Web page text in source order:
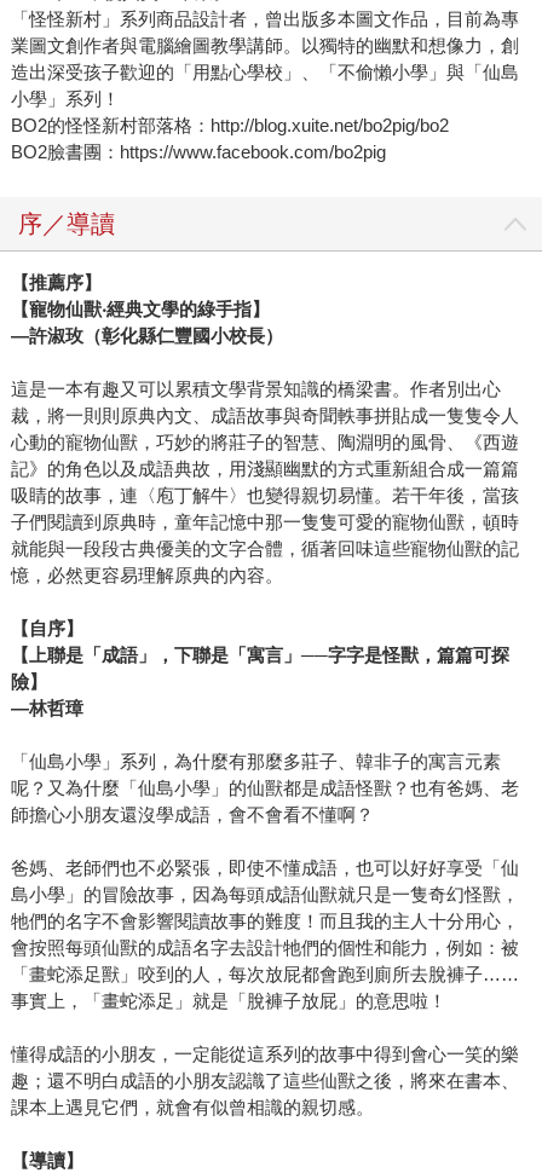
「怪怪新村」系列商品設計者，曾出版多本圖文作品，目前為專
業圖文創作者與電腦繪圖教學講師。以獨特的幽默和想像力，創
造出深受孩子歡迎的「用點心學校」、「不偷懶小學」與「仙島
小學」系列！
BO2的怪怪新村部落格：http://blog.xuite.net/bo2pig/bo2
BO2臉書團：https://www.facebook.com/bo2pig
序／導讀
【推薦序】
【寵物仙獸‧經典文學的綠手指】
—許淑玫（彰化縣仁豐國小校長）
這是一本有趣又可以累積文學背景知識的橋梁書。作者別出心
裁，將一則則原典內文、成語故事與奇聞軼事拼貼成一隻隻令人
心動的寵物仙獸，巧妙的將莊子的智慧、陶淵明的風骨、《西遊
記》的角色以及成語典故，用淺顯幽默的方式重新組合成一篇篇
吸睛的故事，連〈庖丁解牛〉也變得親切易懂。若干年後，當孩
子們閱讀到原典時，童年記憶中那一隻隻可愛的寵物仙獸，頓時
就能與一段段古典優美的文字合體，循著回味這些寵物仙獸的記
憶，必然更容易理解原典的內容。
【自序】
【上聯是「成語」，下聯是「寓言」──字字是怪獸，篇篇可探
險】
—林哲璋
「仙島小學」系列，為什麼有那麼多莊子、韓非子的寓言元素
呢？又為什麼「仙島小學」的仙獸都是成語怪獸？也有爸媽、老
師擔心小朋友還沒學成語，會不會看不懂啊？
爸媽、老師們也不必緊張，即使不懂成語，也可以好好享受「仙
島小學」的冒險故事，因為每頭成語仙獸就只是一隻奇幻怪獸，
牠們的名字不會影響閱讀故事的難度！而且我的主人十分用心，
會按照每頭仙獸的成語名字去設計牠們的個性和能力，例如：被
「畫蛇添足獸」咬到的人，每次放屁都會跑到廁所去脫褲子……
事實上，「畫蛇添足」就是「脫褲子放屁」的意思啦！
懂得成語的小朋友，一定能從這系列的故事中得到會心一笑的樂
趣；還不明白成語的小朋友認識了這些仙獸之後，將來在書本、
課本上遇見它們，就會有似曾相識的親切感。
【導讀】